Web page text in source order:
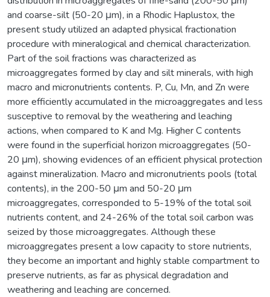
and coarse-silt (50-20 μm), in a Rhodic Haplustox, the
present study utilized an adapted physical fractionation
procedure with mineralogical and chemical characterization.
Part of the soil fractions was characterized as
microaggregates formed by clay and silt minerals, with high
macro and micronutrients contents. P, Cu, Mn, and Zn were
more efficiently accumulated in the microaggregates and less
susceptive to removal by the weathering and leaching
actions, when compared to K and Mg. Higher C contents
were found in the superficial horizon microaggregates (50-
20 μm), showing evidences of an efficient physical protection
against mineralization. Macro and micronutrients pools (total
contents), in the 200-50 μm and 50-20 μm
microaggregates, corresponded to 5-19% of the total soil
nutrients content, and 24-26% of the total soil carbon was
seized by those microaggregates. Although these
microaggregates present a low capacity to store nutrients,
they become an important and highly stable compartment to
preserve nutrients, as far as physical degradation and
weathering and leaching are concerned.